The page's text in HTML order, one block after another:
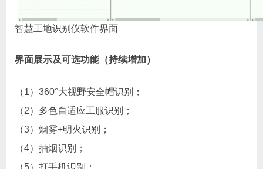
智慧工地识别仪软件界面
界面展示及可选功能（持续增加）
（1）360°大视野安全帽识别；
（2）多色自适应工服识别；
（3）烟雾+明火识别；
（4）抽烟识别；
（5）打手机识别；